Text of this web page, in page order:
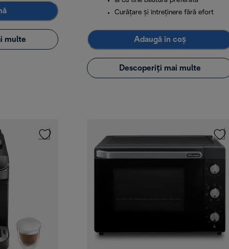
multe
Curățare și întreținere fără efort
Adaugă în coș
Descoperiți mai multe